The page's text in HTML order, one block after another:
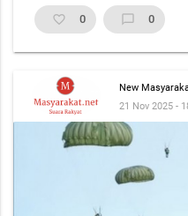
favorite_border 0 chat_bubble_outline 0
New
21 Nov 2025 -